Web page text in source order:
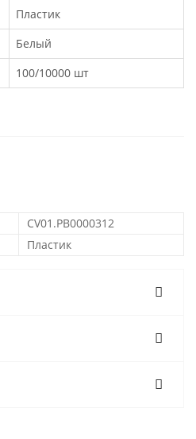
Пластик
Белый
100/10000 шт
CV01.PB0000312
Пластик